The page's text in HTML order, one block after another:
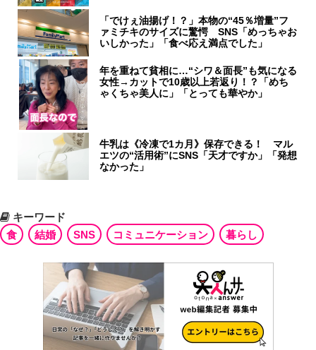
「でけぇ油揚げ！？」本物の“45％増量”フ
ァミチキのサイズに驚愕 SNS「めっちゃお
いしかった」「食べ応え満点でした」
年を重ねて貧相に…“シワ＆面長”も気になる
女性→カットで10歳以上若返り！？「めち
ゃくちゃ美人に」「とっても華やか」
牛乳は《冷凍で1カ月》保存できる！ マル
エツの“活用術”にSNS「天才ですか」「発想
なかった」
キーワード
食
結婚 SNS コミュニケーション 暮らし